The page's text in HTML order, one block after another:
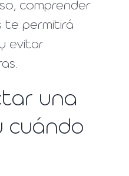
comprender
te permitirá
evitar
una
cuándo